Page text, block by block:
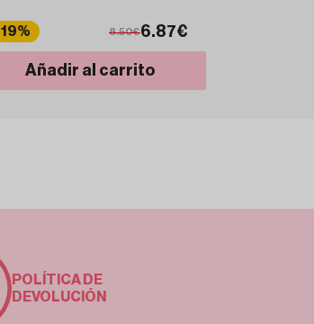
19% 8.50€6.87€
Añadir al carrito
POLÍTICA DE
DEVOLUCIÓN